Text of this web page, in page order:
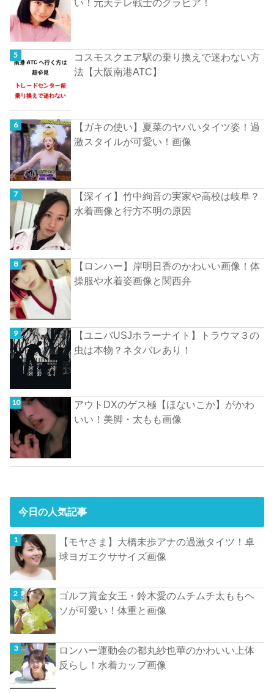
い！元天テレ戦士のグラビア！
コスモスクエア駅の乗り換えで迷わない方
法【大阪南港ATC】
【ガキの使い】夏菜のヤバいタイツ姿！過
激スタイルが可愛い！画像
【深イイ】竹中絢音の実家や高校は岐阜？
水着画像と行方不明の原因
【ロンハー】岸明日香のかわいい画像！体
操服や水着姿画像と関西弁
【ユニバUSJホラーナイト】トラウマ３の
虫は本物？ネタバレあり！
アウトDXのゲス極【ほないこか】がかわ
いい！美脚・太もも画像
今日の人気記事
【モヤさま】大橋未歩アナの過激タイツ！卓
球ヨガエクササイズ画像
ゴルフ賞金女王・鈴木愛のムチムチ太ももヘ
ソが可愛い！体重と画像
ロンハー運動会の都丸紗也華のかわいい上体
反らし！水着カップ画像